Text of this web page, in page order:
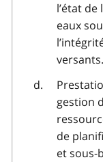
l’état
eaux
versants.
gestion
de
et sous-